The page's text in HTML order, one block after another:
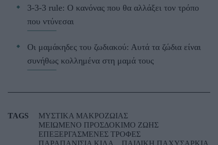
3-3-3 rule: Ο κανόνας που θα αλλάξει τον τρόπο
που ντύνεσαι
Οι μαμάκηδες του ζωδιακού: Αυτά τα ζώδια είναι
συνήθως κολλημένα στη μαμά τους
TAGS
ΜΥΣΤΙΚΑ ΜΑΚΡΟΖΩΙΑΣ
ΜΕΙΩΜΕΝΟ ΠΡΟΣΔΟΚΙΜΟ ΖΩΗΣ
ΕΠΕΞΕΡΓΑΣΜΕΝΕΣ ΤΡΟΦΕΣ